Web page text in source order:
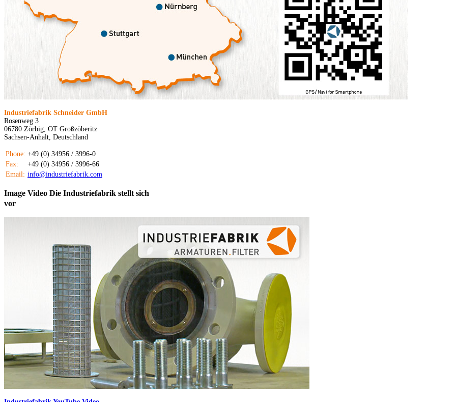
Industriefabrik Schneider GmbH
Rosenweg 3
06780 Zörbig, OT Großzöberitz
Sachsen-Anhalt, Deutschland
Phone: +49 (0) 34956 / 3996-0
Fax:
+49 (0) 34956 / 3996-66
Email: info@industriefabrik.com
Image Video Die Industriefabrik stellt sich
vor